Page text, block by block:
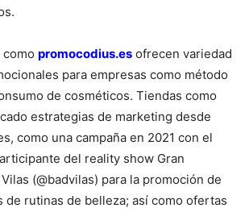
promocodius.es ofrecen variedad
para empresas como método
de cosméticos. Tiendas como
estrategias de marketing desde
como una campaña en 2021 con el
del reality show Gran
(@badvilas) para la promoción de
de rutinas de belleza; así como ofertas